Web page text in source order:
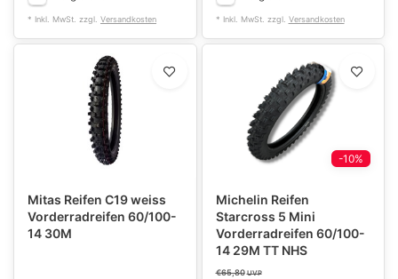
* Inkl. MwSt. zzgl. Versandkosten * Inkl. MwSt. zzgl. Versandkosten
Mitas Reifen C19 weiss
Vorderradreifen 60/100-
14 30M
-10%
Michelin Reifen
Starcross 5 Mini
Vorderradreifen 60/100-
14 29M TT NHS
€65,80 UVP